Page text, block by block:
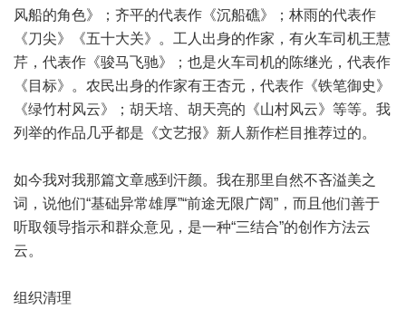
风船的角色》；齐平的代表作《沉船礁》；林雨的代表作
《刀尖》《五十大关》。工人出身的作家，有火车司机王慧
芹，代表作《骏马飞驰》；也是火车司机的陈继光，代表作
《目标》。农民出身的作家有王杏元，代表作《铁笔御史》
《绿竹村风云》；胡天培、胡天亮的《山村风云》等等。我
列举的作品几乎都是《文艺报》新人新作栏目推荐过的。
如今我对我那篇文章感到汗颜。我在那里自然不吝溢美之
词，说他们“基础异常雄厚”“前途无限广阔”，而且他们善于
听取领导指示和群众意见，是一种“三结合”的创作方法云
云。
组织清理